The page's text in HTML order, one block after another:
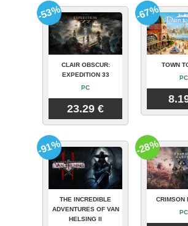
CLAIR OBSCUR:
EXPEDITION 33
PC
23.29 €
-53%
TOWN
PC
-67%
THE INCREDIBLE
ADVENTURES OF VAN
HELSING II
-91%
CRIMSON
PC
-28%